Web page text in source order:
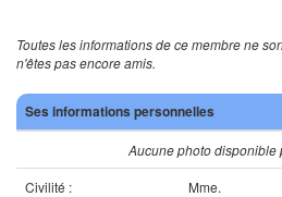
Toutes les informations de ce membre ne
n'êtes pas encore amis.
Ses informations personnelles
Aucune photo disponible
Civilité :
Mme.